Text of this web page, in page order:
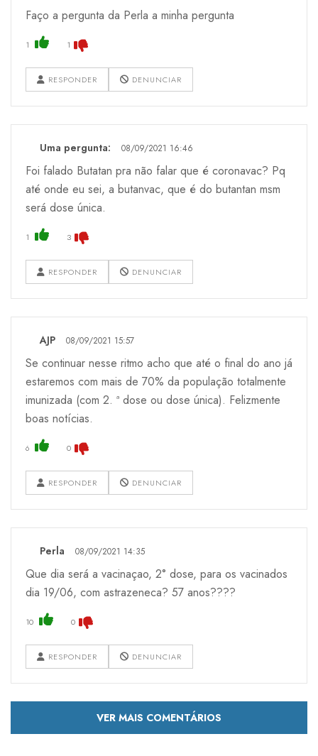
Faço a pergunta da Perla a minha pergunta
1 1
RESPONDER DENUNCIAR
Uma pergunta: 08/09/2021 16:46
Foi falado Butatan pra não falar que é coronavac? Pq
até onde eu sei, a butanvac, que é do butantan msm
será dose única.
1 3
RESPONDER DENUNCIAR
AJP 08/09/2021 15:57
Se continuar nesse ritmo acho que até o final do ano já
estaremos com mais de 70% da população totalmente
imunizada (com 2. ª dose ou dose única). Felizmente
boas notícias.
6 0
RESPONDER DENUNCIAR
Perla 08/09/2021 14:35
Que dia será a vacinaçao, 2° dose, para os vacinados
dia 19/06, com astrazeneca? 57 anos????
10 0
RESPONDER DENUNCIAR
VER MAIS COMENTÁRIOS